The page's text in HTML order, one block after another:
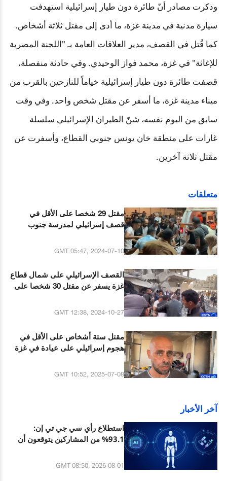
وذكرت مصادر أنّ طائرة دون طيار إسرائيلية استهدفت
سيارة مدنية في مدينة غزة، ما أدى إلى مقتل ثلاثة أشخاص.
كما قُتل في القصف، مدير العلاقات العامة بـ "اللجنة المصرية
للإغاثة" في غزة، محمد فواز الوحيدي. وفي حادثة منفصلة،
قصفت طائرة دون طيار إسرائيلية خياماً للنازحين بالقرب من
ميناء مدينة غزة، ما أسفر عن مقتل شخص واحد. وفي وقت
سابق من اليوم نفسه، شنّ الطيران الإسرائيلي سلسلة
غارات على منطقة خان يونس جنوبي القطاع، وأسفرت عن
مقتل ثلاثة آخرين.
متعلقات
مقتل 29 شخصا على الأقل في
قصف إسرائيلي لمدرسة جنوب
GMT 05:47, 2024-07-10
القصف الإسرائيلي على شمال قطاع
غزة يسفر عن مقتل 30 شخصا على
GMT 12:38, 2024-10-27
مقتل ستة أشخاص على الأقل في
هجوم إسرائيلي على عيادة في غزة
GMT 10:52, 2025-07-08
آخر الأخبار
استطلاع رأي سي جي تي إن:
93.1% من المشاركين يتوقعون أن
من عوائد الابتكار
GMT 08:50, 2026-08-01